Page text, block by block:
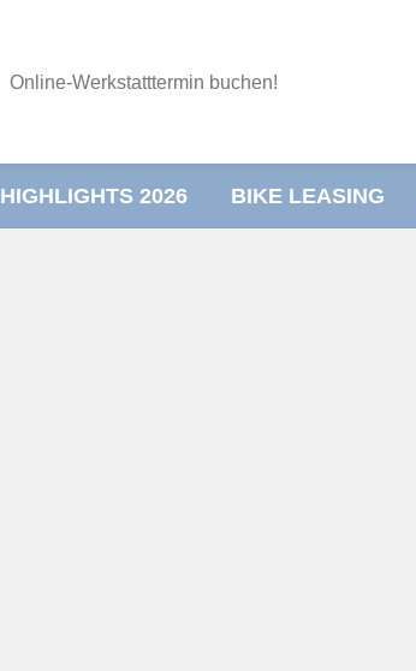
Online-Werkstatttermin buchen!
HIGHLIGHTS 2026 BIKE LEASING